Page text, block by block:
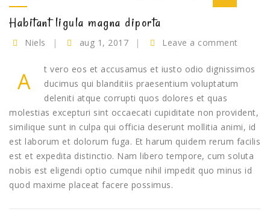
Habitant ligula magna diporta
Niels aug 1, 2017 Leave a comment
A
t vero eos et accusamus et iusto odio dignissimos
ducimus qui blanditiis praesentium voluptatum
deleniti atque corrupti quos dolores et quas
molestias excepturi sint occaecati cupiditate non provident,
similique sunt in culpa qui officia deserunt mollitia animi, id
est laborum et dolorum fuga. Et harum quidem rerum facilis
est et expedita distinctio. Nam libero tempore, cum soluta
nobis est eligendi optio cumque nihil impedit quo minus id
quod maxime placeat facere possimus.